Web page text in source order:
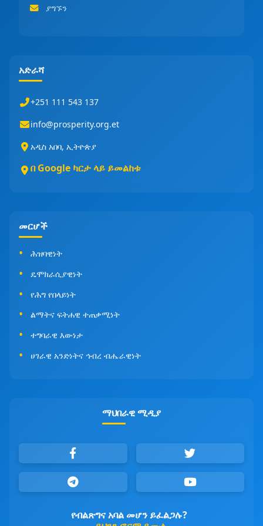
ያግኙን
አድራሻ
+251 111 543 137
info@prosperity.org.et
አዲስ አበባ, ኢትዮጵያ
በ Google ካርታ ላይ ይመልከቱ
መርሆች
ሕዝባዊነት
ዴሞክራሲያዊነት
የሕግ የበላይነት
ልማትና ፍትሐዊ ተጠቃሚነት
ተግባራዊ እውነታ
ሀገራዊ አንድነትና ኅብረ ብሔራዊነት
ማህበራዊ ሚዲያ
የብልጽግና አባል መሆን ይፈልጋሉ?